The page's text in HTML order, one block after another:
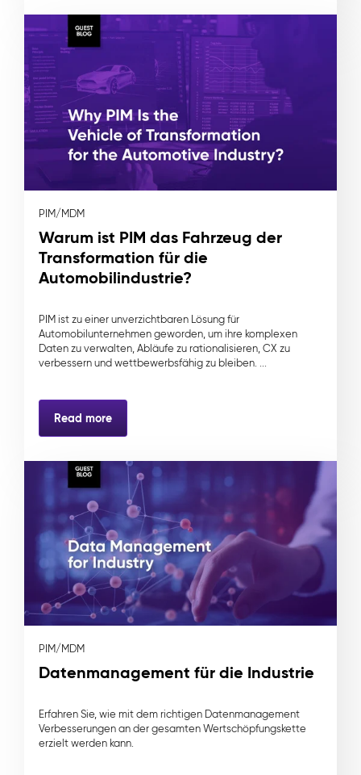
PIM/MDM
Warum ist PIM das Fahrzeug der
Transformation für die
Automobilindustrie?
PIM ist zu einer unverzichtbaren Lösung für
Automobilunternehmen geworden, um ihre komplexen
Daten zu verwalten, Abläufe zu rationalisieren, CX zu
verbessern und wettbewerbsfähig zu bleiben. ...
Read more
PIM/MDM
Datenmanagement für die Industrie
Erfahren Sie, wie mit dem richtigen Datenmanagement
Verbesserungen an der gesamten Wertschöpfungskette
erzielt werden kann.